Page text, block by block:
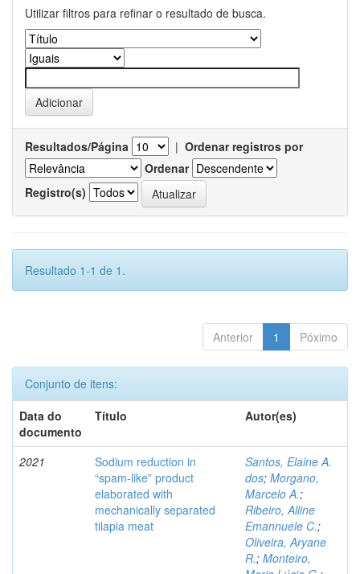
Utilizar filtros para refinar o resultado de busca.
Resultados/Página | Ordenar registros por
Ordenar
Registro(s)
Resultado 1-1 de 1.
Anterior 1 Póximo
Conjunto de itens:
Data do
documento
Título Autor(es)
2021
Sodium reduction in
“spam-like” product
elaborated with
mechanically separated
tilapia meat
Santos, Elaine A.
dos; Morgano,
Marcelo A.;
Ribeiro, Alline
Emannuele C.;
Oliveira, Aryane
R.; Monteiro,